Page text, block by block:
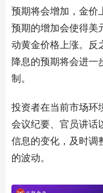
预期将会增加，金价
预期的增加会使得美
动黄金价格上涨。反
降息的预期将会进一
制。
投资者在当前市场环
会议纪要、官员讲话
信息的变化，及时调
的波动。